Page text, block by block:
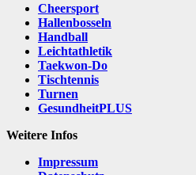
Cheersport
Hallenbosseln
Handball
Leichtathletik
Taekwon-Do
Tischtennis
Turnen
GesundheitPLUS
Weitere Infos
Impressum